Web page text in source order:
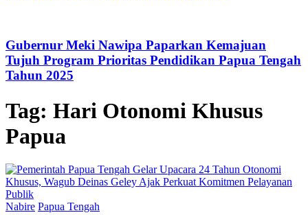
Gubernur Meki Nawipa Paparkan Kemajuan
Tujuh Program Prioritas Pendidikan Papua Tengah
Tahun 2025
Tag: Hari Otonomi Khusus
Papua
Nabire Papua Tengah